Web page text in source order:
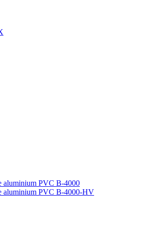
aluminium PVC B-4000
aluminium PVC B-4000-HV